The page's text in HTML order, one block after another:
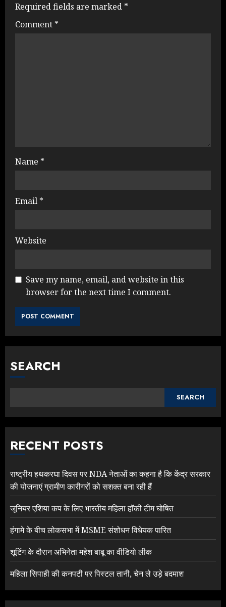
Required fields are marked *
Comment *
Name *
Email *
Website
Save my name, email, and website in this
browser for the next time I comment.
SEARCH
SEARCH
RECENT POSTS
राष्ट्रीय हथकरघा दिवस पर NDA नेताओं का कहना है कि केंद्र सरकार
की योजनाएं ग्रामीण कारीगरों को सशक्त बना रही हैं
जूनियर एशिया कप के लिए भारतीय महिला हॉकी टीम घोषित
हंगामे के बीच लोकसभा में MSME संशोधन विधेयक पारित
शूटिंग के दौरान अभिनेता महेश बाबू का वीडियो लीक
महिला सिपाही की कनपटी पर पिस्टल तानी, चेन ले उड़े बदमाश